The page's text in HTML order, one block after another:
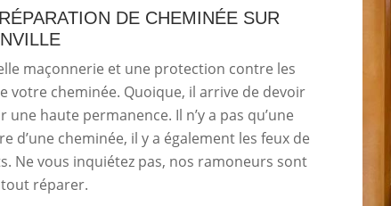
DE CHEMINÉE SUR
maçonnerie et une protection contre les
votre cheminée. Quoique, il arrive de devoir
haute permanence. Il n’y a pas qu’une
cheminée, il y a également les feux de
Ne vous inquiétez pas, nos ramoneurs sont
réparer.